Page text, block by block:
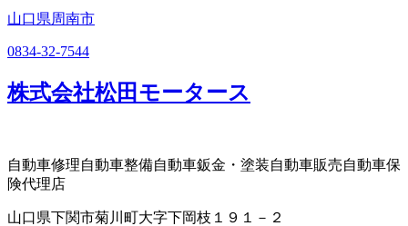
山口県周南市
0834-32-7544
株式会社松田モータース
自動車修理自動車整備自動車鈑金・塗装自動車販売自動車保
険代理店
山口県下関市菊川町大字下岡枝１９１－２